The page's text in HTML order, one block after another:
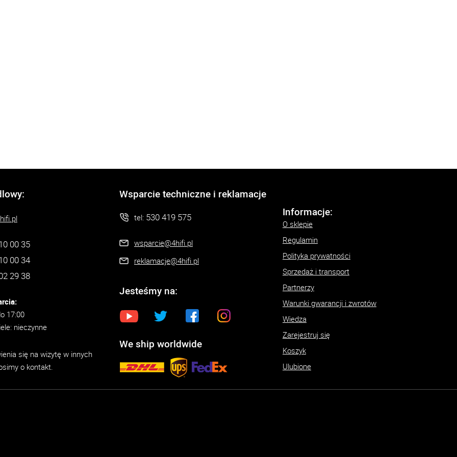
00 35
00 34
29 38
17:00
nieczynne
się na wizytę w innych
o kontakt.
Wsparcie techniczne i reklamacje
tel: 530 419 575
wsparcie@4hifi.pl
reklamacje@4hifi.pl
Jesteśmy na:
We ship worldwide
Informacje:
O sklepie
Regulamin
Polityka prywatności
Sprzedaż i transport
Partnerzy
Warunki gwarancji i zwrotów
Wiedza
Zarejestruj się
Koszyk
Ulubione